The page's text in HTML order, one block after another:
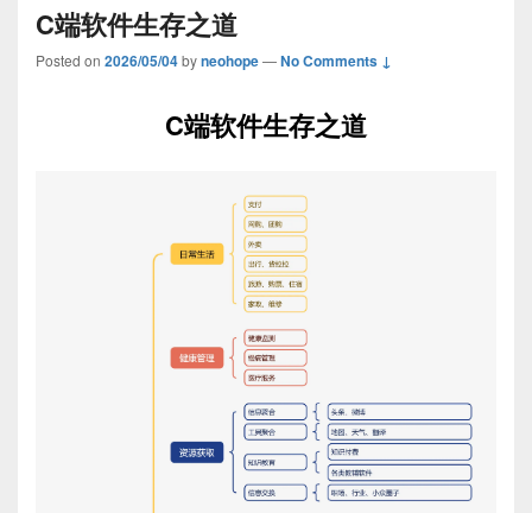
C端软件生存之道
Posted on 2026/05/04byneohope—No Comments ↓
C端软件生存之道